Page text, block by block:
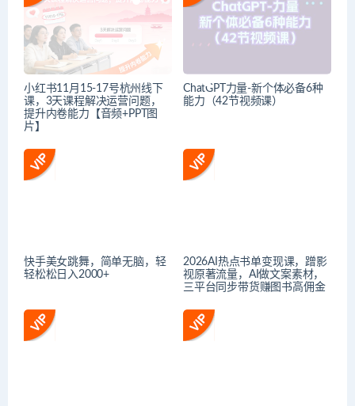
小红书11月15-17号杭州线下
课，3天课程解决运营问题，
提升内卷能力【音频+PPT图
片】
ChatGPT力量-新个体必备6种
能力（42节视频课）
快手美女跳舞，简单无脑，轻
轻松松日入2000+
2026AI热点书单变现课，蹭影
视原著流量，AI做文案素材，
三平台同步带货赚图书高佣金